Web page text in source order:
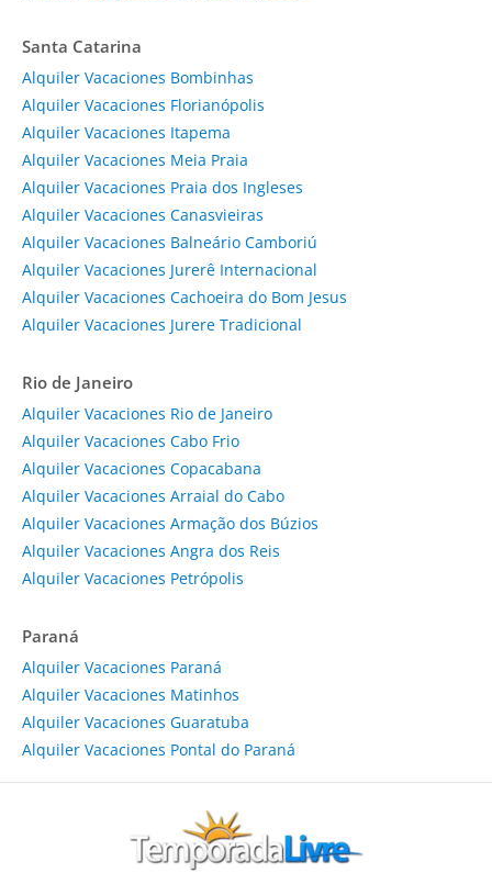
Santa Catarina
Alquiler Vacaciones Bombinhas
Alquiler Vacaciones Florianópolis
Alquiler Vacaciones Itapema
Alquiler Vacaciones Meia Praia
Alquiler Vacaciones Praia dos Ingleses
Alquiler Vacaciones Canasvieiras
Alquiler Vacaciones Balneário Camboriú
Alquiler Vacaciones Jurerê Internacional
Alquiler Vacaciones Cachoeira do Bom Jesus
Alquiler Vacaciones Jurere Tradicional
Rio de Janeiro
Alquiler Vacaciones Rio de Janeiro
Alquiler Vacaciones Cabo Frio
Alquiler Vacaciones Copacabana
Alquiler Vacaciones Arraial do Cabo
Alquiler Vacaciones Armação dos Búzios
Alquiler Vacaciones Angra dos Reis
Alquiler Vacaciones Petrópolis
Paraná
Alquiler Vacaciones Paraná
Alquiler Vacaciones Matinhos
Alquiler Vacaciones Guaratuba
Alquiler Vacaciones Pontal do Paraná